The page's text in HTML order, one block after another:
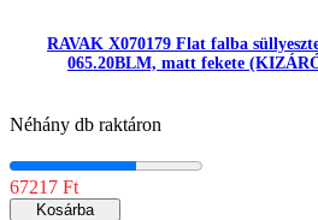
RAVAK X070179 Flat falba
065.20BLM, matt fekete
Néhány db raktáron
67217 Ft
Kosárba